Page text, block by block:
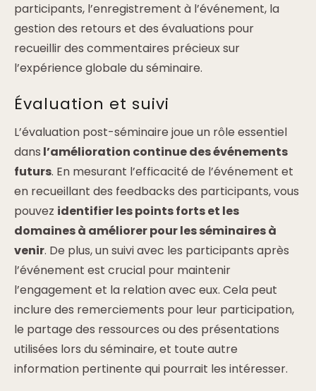
participants, l’enregistrement à l’événement, la
gestion des retours et des évaluations pour
recueillir des commentaires précieux sur
l’expérience globale du séminaire.
Évaluation et suivi
L’évaluation post-séminaire joue un rôle essentiel
dans l’amélioration continue des événements
futurs. En mesurant l’efficacité de l’événement et
en recueillant des feedbacks des participants, vous
pouvez identifier les points forts et les
domaines à améliorer pour les séminaires à
venir. De plus, un suivi avec les participants après
l’événement est crucial pour maintenir
l’engagement et la relation avec eux. Cela peut
inclure des remerciements pour leur participation,
le partage des ressources ou des présentations
utilisées lors du séminaire, et toute autre
information pertinente qui pourrait les intéresser.